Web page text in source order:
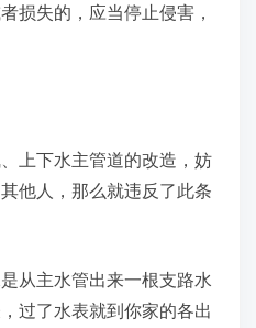
损失的，应当停止侵害，
上下水主管道的改造，妨
他人，那么就违反了此条
从主水管出来一根支路水
过了水表就到你家的各出